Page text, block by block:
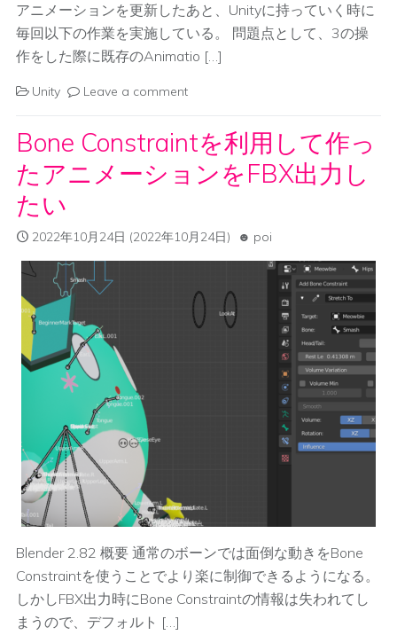
アニメーションを更新したあと、Unityに持っていく時に
毎回以下の作業を実施している。 問題点として、3の操
作をした際に既存のAnimatio […]
Unity Leave a comment
Bone Constraintを利用して作っ
たアニメーションをFBX出力し
たい
2022年10月24日 (2022年10月24日) poi
Blender 2.82 概要 通常のボーンでは面倒な動きをBone
Constraintを使うことでより楽に制御できるようになる。
しかしFBX出力時にBone Constraintの情報は失われてし
まうので、デフォルト […]